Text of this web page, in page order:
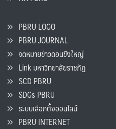
PBRU LOGO
PBRU JOURNAL
จดหมายข่าวดอนขังใหญ่
Link มหาวิทยาลัยราชภัฏ
SCD PBRU
SDGs PBRU
ระบบเลือกตั้งออนไลน์
PBRU INTERNET